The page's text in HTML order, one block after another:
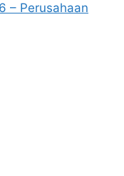
– Perusahaan